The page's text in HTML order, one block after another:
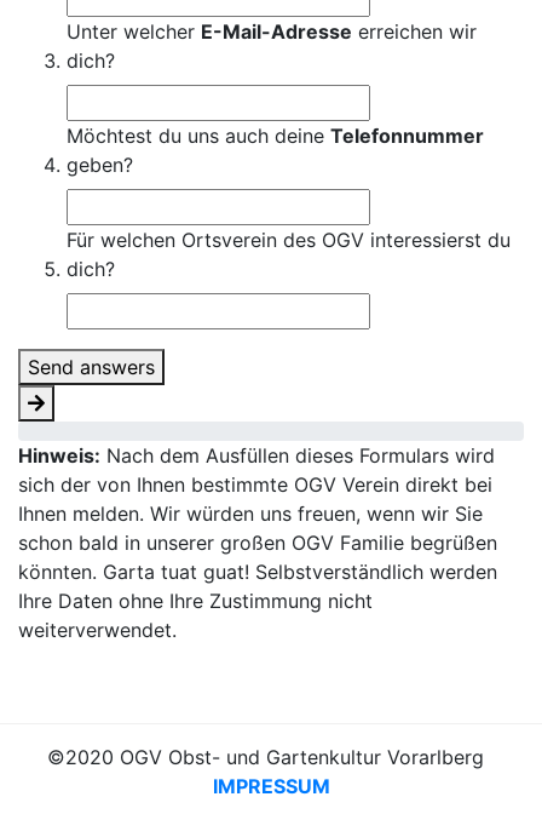
Unter welcher E-Mail-Adresse erreichen wir
dich?
Möchtest du uns auch deine Telefonnummer
geben?
Für welchen Ortsverein des OGV interessierst du
dich?
Send answers
Hinweis: Nach dem Ausfüllen dieses Formulars wird
sich der von Ihnen bestimmte OGV Verein direkt bei
Ihnen melden. Wir würden uns freuen, wenn wir Sie
schon bald in unserer großen OGV Familie begrüßen
könnten. Garta tuat guat! Selbstverständlich werden
Ihre Daten ohne Ihre Zustimmung nicht
weiterverwendet.
©2020 OGV Obst- und Gartenkultur Vorarlberg
IMPRESSUM